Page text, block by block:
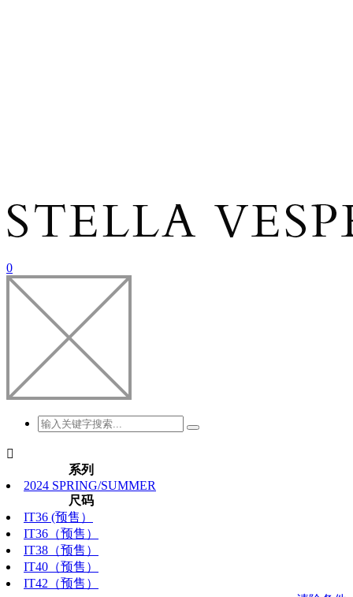
0

系列
2024 SPRING/SUMMER
尺码
IT36 (预售）
IT36（预售）
IT38（预售）
IT40（预售）
IT42（预售）